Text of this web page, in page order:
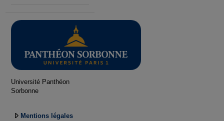
Université Panthéon
Sorbonne
Mentions légales